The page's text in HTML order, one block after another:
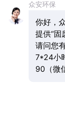
众安环保
你好，
提供“固
请问您
7*24小
90（微